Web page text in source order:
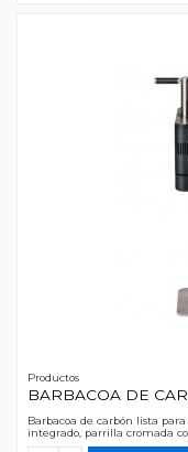
Productos
BARBACOA DE
Barbacoa de carbón lista
integrado, parrilla cromada